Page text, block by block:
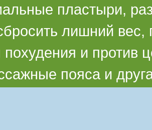
пластыри,
лишний
и против
пояса и